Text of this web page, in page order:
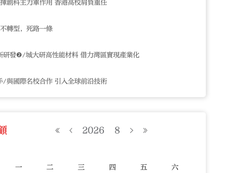
創科主力軍作用 香港高校肩負重任
轉型，死路一條
研發❷/城大研高性能材料 借力灣區實現產業化
/與國際名校合作 引入全球前沿技術
2026 8
一 二 三 四 五 六